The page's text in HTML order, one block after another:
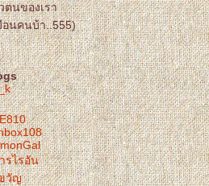
นของเรา
อนคนบ้า..555)
รไรอัน
วัญ